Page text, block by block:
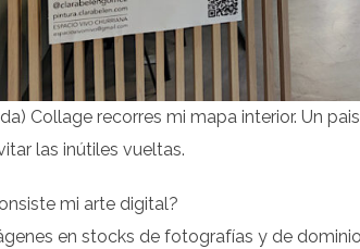
Collage recorres mi mapa interior. Un
las inútiles vueltas.
mi arte digital?
en stocks de fotografías y de